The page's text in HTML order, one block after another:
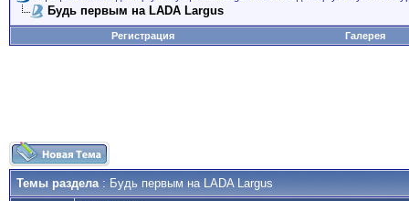
Будь первым на LADA Largus
Регистрация Галерея
Темы раздела: Будь первым на LADA Largus